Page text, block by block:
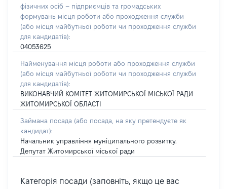
фізичних осіб – підприємців та громадських
формувань місця роботи або проходження служби
(або місця майбутньої роботи чи проходження служби
для кандидатів):
04053625
Найменування місця роботи або проходження служби
(або місця майбутньої роботи чи проходження служби
для кандидатів):
ВИКОНАВЧИЙ КОМІТЕТ ЖИТОМИРСЬКОЇ МІСЬКОЇ РАДИ
ЖИТОМИРСЬКОЇ ОБЛАСТІ
Займана посада (або посада, на яку претендуєте як
кандидат):
Начальник управління муніципального розвитку.
Депутат Житомирської міської ради
Категорія посади (заповніть, якщо це вас